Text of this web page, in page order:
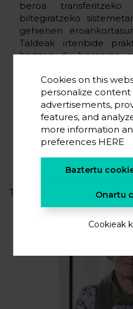
beroa
biltegiratzeko
gehienen
Taldeak irtenbide
hartzen du beroaren
areagotzeko PCMn
termokimikoetan
sistemetan, alderdi
trukerako
optimizatuaren bidez.
TALDEA
Cookies on this
personalize content
advertisements,
features, and
more information
preferences HERE
Baztertu
Onartu
Cookieak